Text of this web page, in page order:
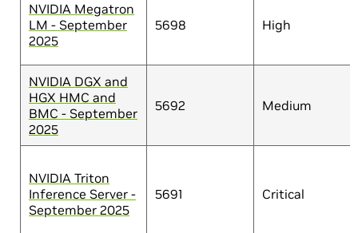
NVIDIA Megatron
LM - September
2025
5698 High
NVIDIA DGX and
HGX HMC and
BMC - September
2025
5692 Medium
NVIDIA Triton
Inference Server -
September 2025
5691 Critical